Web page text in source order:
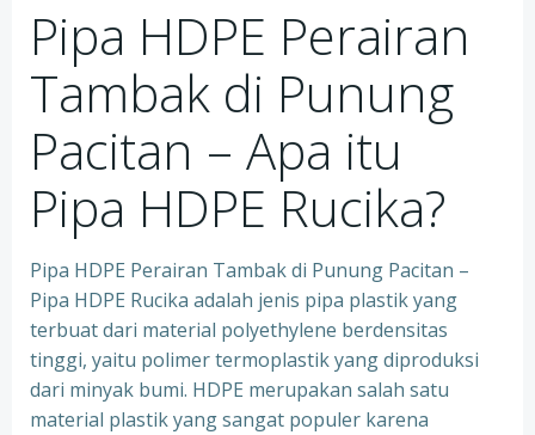
Pipa HDPE Perairan
Tambak di Punung
Pacitan – Apa itu
Pipa HDPE Rucika?
Pipa HDPE Perairan Tambak di Punung Pacitan –
Pipa HDPE Rucika adalah jenis pipa plastik yang
terbuat dari material polyethylene berdensitas
tinggi, yaitu polimer termoplastik yang diproduksi
dari minyak bumi. HDPE merupakan salah satu
material plastik yang sangat populer karena